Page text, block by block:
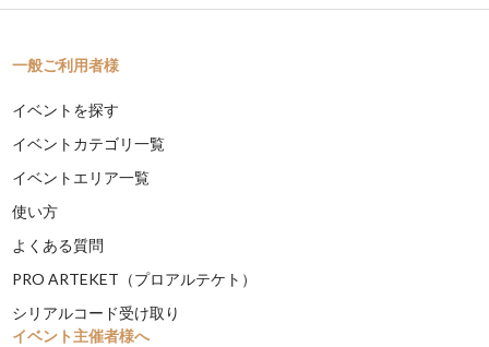
一般ご利用者様
イベントを探す
イベントカテゴリ一覧
イベントエリア一覧
使い方
よくある質問
PRO ARTEKET（プロアルテケト）
シリアルコード受け取り
イベント主催者様へ